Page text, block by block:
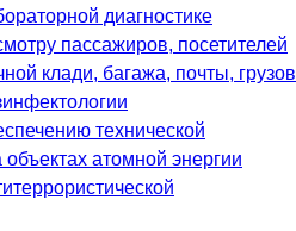
диагностике
пассажиров, посетителей
клади, багажа, почты, грузов
технической
объектах атомной энергии